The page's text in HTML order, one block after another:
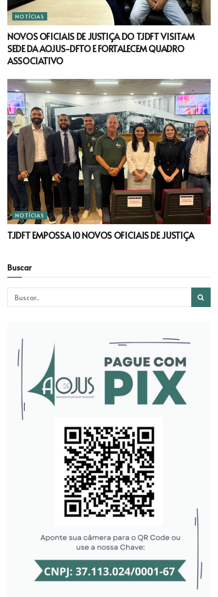
NOTÍCIAS
NOVOS OFICIAIS DE JUSTIÇA DO TJDFT VISITAM
SEDE DA AOJUS-DFTO E FORTALECEM QUADRO
ASSOCIATIVO
NOTÍCIAS
TJDFT EMPOSSA 10 NOVOS OFICIAIS DE JUSTIÇA
Buscar